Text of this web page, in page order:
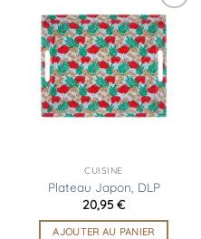
Ajouter
à la
liste
d’envies
CUISINE
Plateau Japon, DLP
20,95€
AJOUTER AU PANIER